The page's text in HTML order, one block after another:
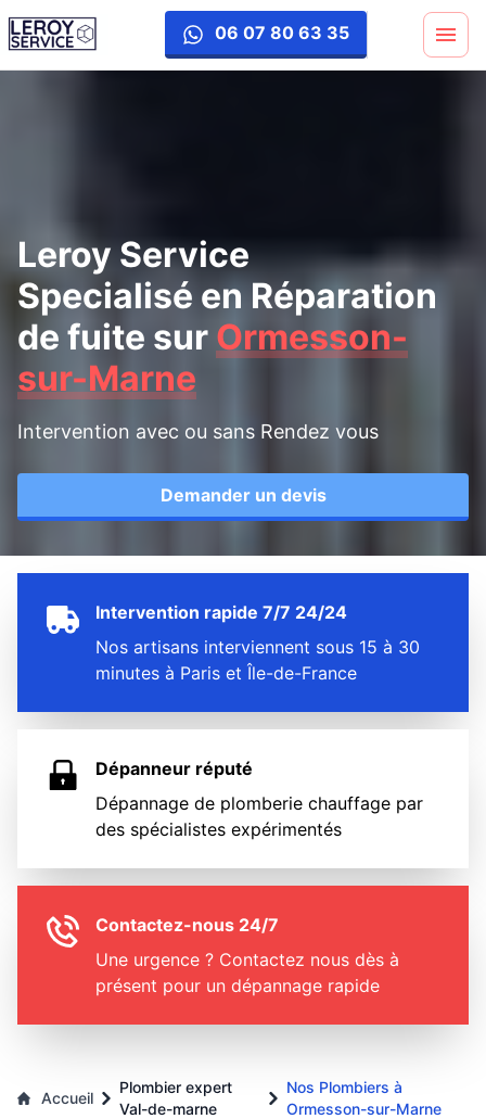
06 07 80 63 35
reparation-fuite
Leroy Service
Specialisé en Réparation
de fuite sur Ormesson-
sur-Marne
Intervention avec ou sans Rendez vous
Demander un devis
Intervention rapide 7/7 24/24
Nos artisans interviennent sous 15 à 30
minutes à Paris et Île-de-France
Dépanneur réputé
Dépannage de plomberie chauffage par
des spécialistes expérimentés
Contactez-nous 24/7
Une urgence ? Contactez nous dès à
présent pour un dépannage rapide
Accueil
Plombier expert
Val-de-marne
Nos Plombiers à
Ormesson-sur-Marne